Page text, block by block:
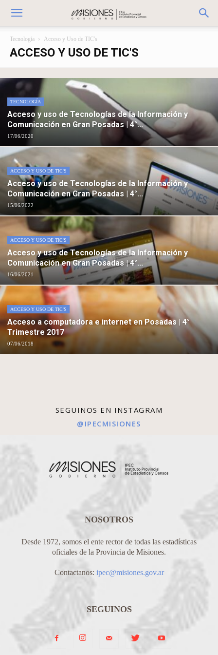
Tecnología Acceso y Uso de TIC's
ACCESO Y USO DE TIC'S
TECNOLOGÍA
Acceso y uso de Tecnologías de la Información y
Comunicación en Gran Posadas | 4°...
17/06/2020
ACCESO Y USO DE TIC'S
Acceso y uso de Tecnologías de la Información y
Comunicación en Gran Posadas | 4°...
15/06/2022
ACCESO Y USO DE TIC'S
Acceso y uso de Tecnologías de la Información y
Comunicación en Gran Posadas | 4°...
16/06/2021
ACCESO Y USO DE TIC'S
Acceso a computadora e internet en Posadas | 4°
Trimestre 2017
07/06/2018
SEGUINOS EN INSTAGRAM
@IPECMISIONES
NOSOTROS
Desde 1972, somos el ente rector de todas las estadísticas
oficiales de la Provincia de Misiones.
Contactanos: ipec@misiones.gov.ar
SEGUINOS